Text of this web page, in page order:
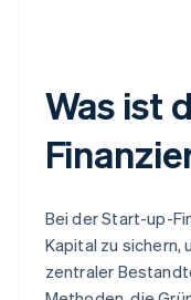
Was ist
Bei der Start-up-
Kapital zu sichern,
zentraler